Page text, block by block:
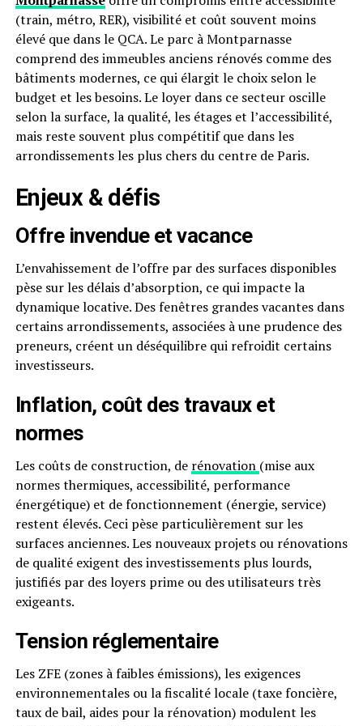
(train, métro, RER), visibilité et coût souvent moins
élevé que dans le QCA. Le parc à Montparnasse
comprend des immeubles anciens rénovés comme des
bâtiments modernes, ce qui élargit le choix selon le
budget et les besoins. Le loyer dans ce secteur oscille
selon la surface, la qualité, les étages et l’accessibilité,
mais reste souvent plus compétitif que dans les
arrondissements les plus chers du centre de Paris.
Enjeux & défis
Offre invendue et vacance
L’envahissement de l’offre par des surfaces disponibles
pèse sur les délais d’absorption, ce qui impacte la
dynamique locative. Des fenêtres grandes vacantes dans
certains arrondissements, associées à une prudence des
preneurs, créent un déséquilibre qui refroidit certains
investisseurs.
Inflation, coût des travaux et
normes
Les coûts de construction, de rénovation (mise aux
normes thermiques, accessibilité, performance
énergétique) et de fonctionnement (énergie, service)
restent élevés. Ceci pèse particulièrement sur les
surfaces anciennes. Les nouveaux projets ou rénovations
de qualité exigent des investissements plus lourds,
justifiés par des loyers prime ou des utilisateurs très
exigeants.
Tension réglementaire
Les ZFE (zones à faibles émissions), les exigences
environnementales ou la fiscalité locale (taxe foncière,
taux de bail, aides pour la rénovation) modulent les